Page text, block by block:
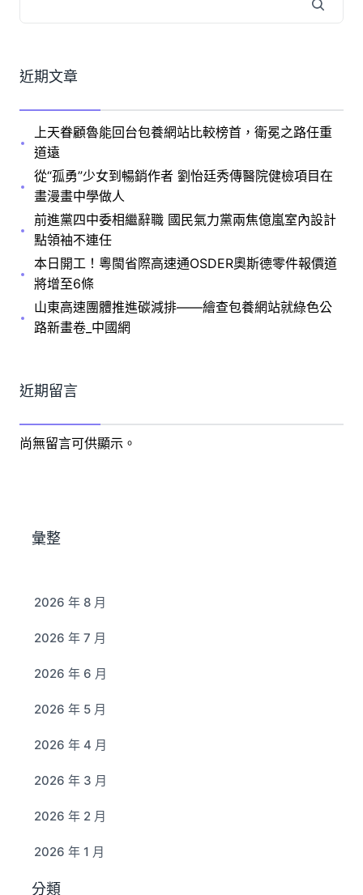
近期文章
上天眷顧魯能回台包養網站比較榜首，衛冕之路任重
道遠
從“孤勇”少女到暢銷作者 劉怡廷秀傳醫院健檢項目在
畫漫畫中學做人
前進黨四中委相繼辭職 國民氣力黨兩焦億嵐室內設計
點領袖不連任
本日開工！粵閩省際高速通OSDER奧斯德零件報價道
將增至6條
山東高速團體推進碳減排——繪查包養網站就綠色公
路新畫卷_中國網
近期留言
尚無留言可供顯示。
彙整
2026 年 8 月
2026 年 7 月
2026 年 6 月
2026 年 5 月
2026 年 4 月
2026 年 3 月
2026 年 2 月
2026 年 1 月
分類